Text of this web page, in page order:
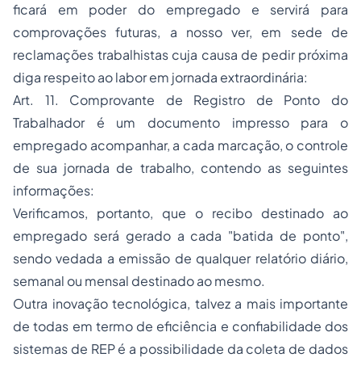
ficará em poder do empregadoe servirá para
comprovações futuras, a nosso ver, em sede de
reclamações trabalhistas cuja causa de pedir próxima
diga respeito ao labor em jornada extraordinária:
Art. 11. Comprovante de Registro de Ponto do
Trabalhador é um documento impresso para o
empregado acompanhar, a cada marcação, o controle
de sua jornada de trabalho, contendo as seguintes
informações:
Verificamos, portanto, que o recibo destinado ao
empregado será gerado a cada "batida de ponto",
sendo vedada a emissão de qualquer relatório diário,
semanal ou mensal destinado ao mesmo.
Outra inovação tecnológica, talvez a mais importante
de todas em termo de eficiência e confiabilidade dos
sistemas de REP é a possibilidade da coleta de dados